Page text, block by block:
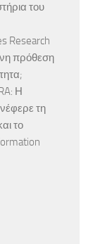
του
Research
πρόθεση
Η
τη
το